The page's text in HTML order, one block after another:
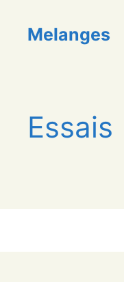
contenuMelanges
Essais